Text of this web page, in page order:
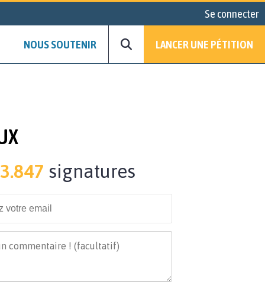
Se connecter
NOUS SOUTENIR LANCER UNE PÉTITION
signatures